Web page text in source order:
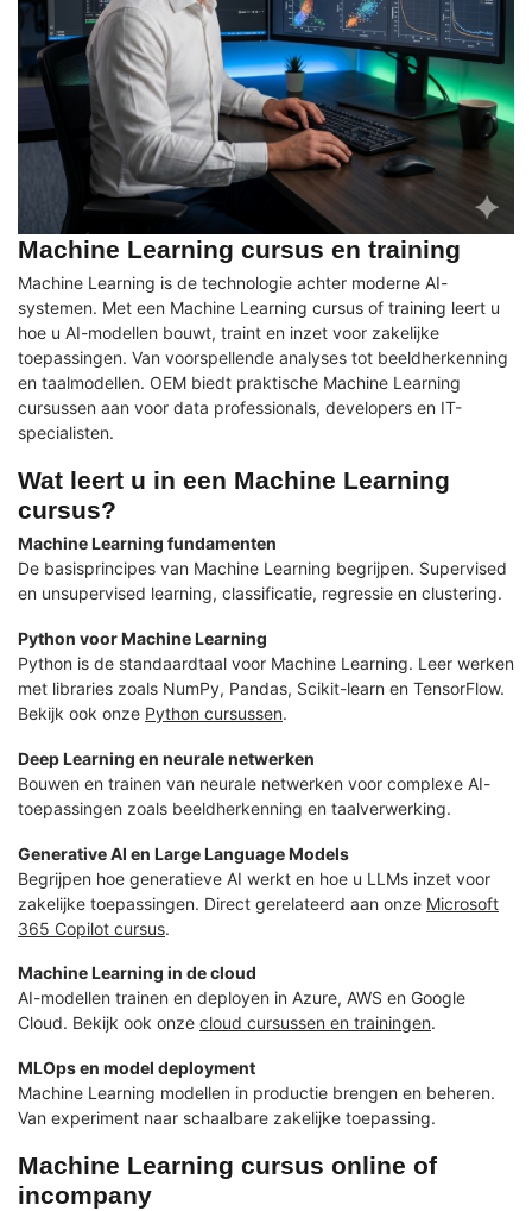
Machine Learning cursus en training
Machine Learning is de technologie achter moderne AI-
systemen. Met een Machine Learning cursus of training leert u
hoe u AI-modellen bouwt, traint en inzet voor zakelijke
toepassingen. Van voorspellende analyses tot beeldherkenning
en taalmodellen. OEM biedt praktische Machine Learning
cursussen aan voor data professionals, developers en IT-
specialisten.
Wat leert u in een Machine Learning
cursus?
Machine Learning fundamenten
De basisprincipes van Machine Learning begrijpen. Supervised
en unsupervised learning, classificatie, regressie en clustering.
Python voor Machine Learning
Python is de standaardtaal voor Machine Learning. Leer werken
met libraries zoals NumPy, Pandas, Scikit-learn en TensorFlow.
Bekijk ook onze Python cursussen.
Deep Learning en neurale netwerken
Bouwen en trainen van neurale netwerken voor complexe AI-
toepassingen zoals beeldherkenning en taalverwerking.
Generative AI en Large Language Models
Begrijpen hoe generatieve AI werkt en hoe u LLMs inzet voor
zakelijke toepassingen. Direct gerelateerd aan onze Microsoft
365 Copilot cursus.
Machine Learning in de cloud
AI-modellen trainen en deployen in Azure, AWS en Google
Cloud. Bekijk ook onze cloud cursussen en trainingen.
MLOps en model deployment
Machine Learning modellen in productie brengen en beheren.
Van experiment naar schaalbare zakelijke toepassing.
Machine Learning cursus online of
incompany